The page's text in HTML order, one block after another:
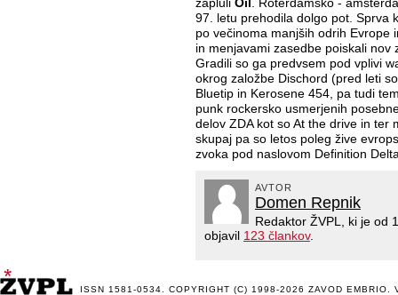
zapluli Oil . Roterdamsko -
97. letu prehodila dolgo pot. Sprva
po večinoma manjših odrih Evrope
in menjavami zasedbe poiskali
Gradili so ga predvsem pod vplivi
okrog založbe Dischord (pred leti
Bluetip in Kerosene 454, pa tudi
punk rockersko usmerjenih
delov ZDA kot so At the drive in ter
skupaj pa so letos poleg žive
zvoka pod naslovom Definition
AVTOR
Domen Repnik
Redaktor ŽVPL, ki je od
objavil 123 člankov.
ISSN 1581-0534. COPYRIGHT (C) 1998-2026 ZAVOD EMBRIO .